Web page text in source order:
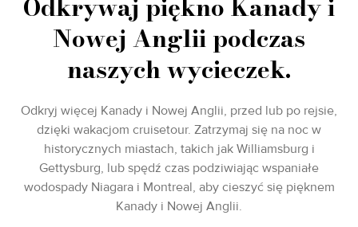
Nowej Anglii podczas
naszych wycieczek.
Odkryj więcej Kanady i Nowej Anglii, przed lub po rejsie,
dzięki wakacjom cruisetour. Zatrzymaj się na noc w
historycznych miastach, takich jak Williamsburg i
Gettysburg, lub spędź czas podziwiając wspaniałe
wodospady Niagara i Montreal, aby cieszyć się pięknem
Kanady i Nowej Anglii.